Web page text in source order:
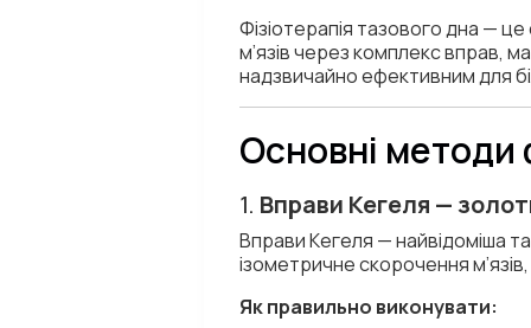
Фізіотерапія тазового дна —
м’язів через комплекс вправ,
надзвичайно ефективним для
Основні методи
1. Вправи Кегеля —
Вправи Кегеля — найвідоміша
ізометричне скорочення
Як правильно виконувати: